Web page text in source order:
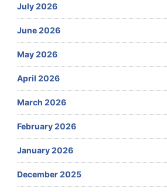
July 2026
June 2026
May 2026
April 2026
March 2026
February 2026
January 2026
December 2025